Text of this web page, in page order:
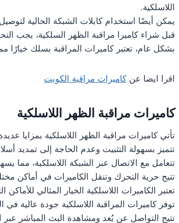
اللاسلكية.
يمكن أيضًا استخدام كابلات الشبكة الحالية
قبل شراء كاميرا مراقبة الظهر السلكية، يجب
بشكل عام، تعتبر كاميرات المراقبة بسلك خيارًا
اقرا ايضا عن كاميرات مراقبة الكويت
كاميرات مراقبة الظهر اللاسلكية
تأتي كاميرات مراقبة الظهر اللاسلكية بمزايا
تتميز بسهولة التثبيت وعدم الحاجة إلى تمديد
تتعامل مع الاتصال عبر الشبكة اللاسلكية، مما
تتيح حرية التحرك وتنقل الكاميرات في أماكن
تعتبر الكاميرات اللاسلكية الخيار المثالي
توفر كاميرات المراقبة اللاسلكية جودة عالية
تتيح التواصل عن بُعد ومشاهدة البث المباشر عبر